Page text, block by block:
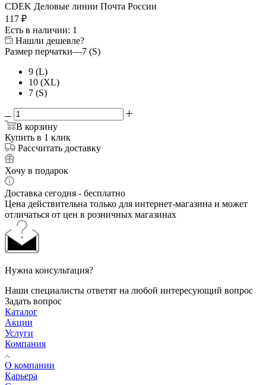
CDEK Деловые линии Почта России
117 ₽
Есть в наличии: 1
Нашли дешевле?
Размер перчатки—7 (S)
9 (L)
10 (XL)
7 (S)
В корзину
Купить в 1 клик
Рассчитать доставку
Хочу в подарок
Доставка сегодня - бесплатно
Цена действительна только для интернет-магазина и может
отличаться от цен в розничных магазинах
Нужна консультация?
Наши специалисты ответят на любой интересующий вопрос
Задать вопрос
Каталог
Акции
Услуги
Компания
О компании
Карьера